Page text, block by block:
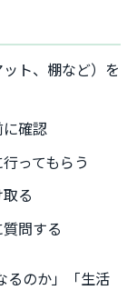
ト、棚など）を
確認
ってもらう
る
問する
るのか」「生活